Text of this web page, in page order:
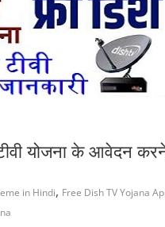
योजना के आवेदन
in Hindi, Free Dish TV Yojana